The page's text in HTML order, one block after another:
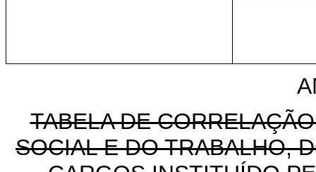
TABELA DE
SOCIAL E DO TRABALHO,